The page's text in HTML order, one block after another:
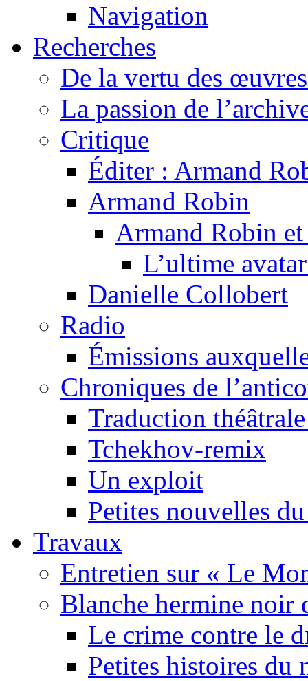
Navigation
Recherches
De la vertu des
La passion de
Critique
Éditer : Armand
Armand Robin
Armand Robin
L’ultime
Danielle Collobert
Radio
Émissions
Chroniques de
Traduction
Tchekhov-remix
Un exploit
Petites nouvelles
Travaux
Entretien sur « Le
Blanche hermine noir
Le crime contre le
Petites histoires du